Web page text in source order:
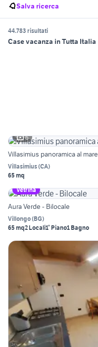
Salva ricerca
44.783 risultati
Case vacanza in Tutta Italia
6
Villasimius panoramica al mare
Villasimius(CA)
65 mq
Vetrina
Aura Verde - Bilocale
Villongo(BG)
65 mq2 Locali1° Piano1 Bagno